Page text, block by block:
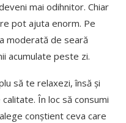
mai odihnitor. Chiar
pot ajuta enorm. Pe
moderată de seară
acumulate peste zi.
să te relaxezi, însă și
În loc să consumi
conștient ceva care